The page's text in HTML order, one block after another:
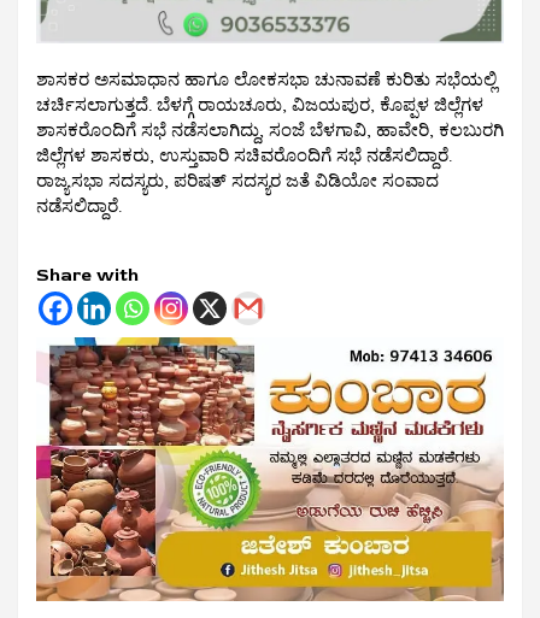
ಶಾಸಕರ ಅಸಮಾಧಾನ ಹಾಗೂ ಲೋಕಸಭಾ ಚುನಾವಣೆ ಕುರಿತು ಸಭೆಯಲ್ಲಿ
ಚರ್ಚಿಸಲಾಗುತ್ತದೆ. ಬೆಳಗ್ಗೆ ರಾಯಚೂರು, ವಿಜಯಪುರ, ಕೊಪ್ಪಳ ಜಿಲ್ಲೆಗಳ
ಶಾಸಕರೊಂದಿಗೆ ಸಭೆ ನಡೆಸಲಾಗಿದ್ದು, ಸಂಜೆ ಬೆಳಗಾವಿ, ಹಾವೇರಿ, ಕಲಬುರಗಿ
ಜಿಲ್ಲೆಗಳ ಶಾಸಕರು, ಉಸ್ತುವಾರಿ ಸಚಿವರೊಂದಿಗೆ ಸಭೆ ನಡೆಸಲಿದ್ದಾರೆ.
ರಾಜ್ಯಸಭಾ ಸದಸ್ಯರು, ಪರಿಷತ್ ಸದಸ್ಯರ ಜತೆ ವಿಡಿಯೋ ಸಂವಾದ
ನಡೆಸಲಿದ್ದಾರೆ.
Share with